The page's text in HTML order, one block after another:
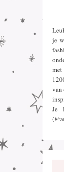
je
van
Je